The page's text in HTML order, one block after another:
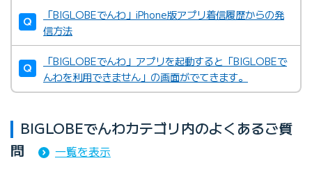
「BIGLOBEでんわ」iPhone版アプリ着信履歴からの発
信方法
「BIGLOBEでんわ」アプリを起動すると「BIGLOBEで
んわを利用できません」の画面がでてきます。
BIGLOBEでんわカテゴリ内のよくあるご質
問
一覧を表示